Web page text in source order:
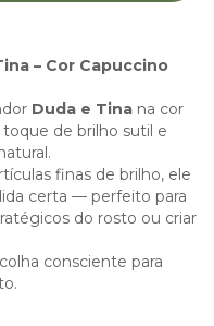
– Cor Capuccino
Duda e Tina na cor
de brilho sutil e
finas de brilho, ele
certa — perfeito para
do rosto ou criar
consciente para